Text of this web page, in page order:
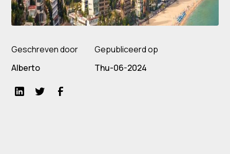
Geschreven door
Alberto
Gepubliceerd op
Thu-06-2024